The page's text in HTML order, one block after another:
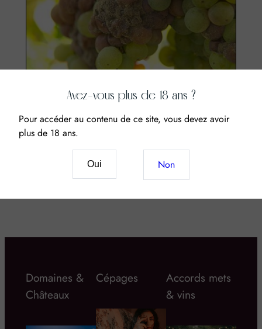
Qu’est ce que le Botrytis Cinerea?
Le Botrytis Cinerea est un champignon jouant le rôle
Domaines &
Châteaux
Cépages
Accords mets
& vins
Avez-vous plus de 18 ans ?
Pour accéder au contenu de ce site, vous devez avoir
plus de 18 ans.
Oui Non